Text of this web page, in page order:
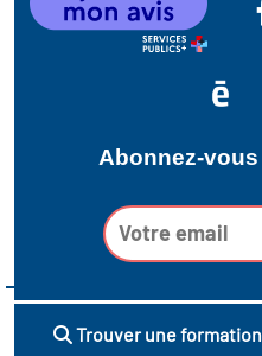
Abonnez-
Trouver une formation